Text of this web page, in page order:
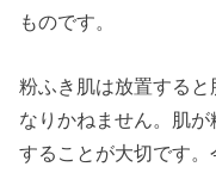
ものです。
粉ふき肌は放置すると
なりかねません。肌
することが大切です